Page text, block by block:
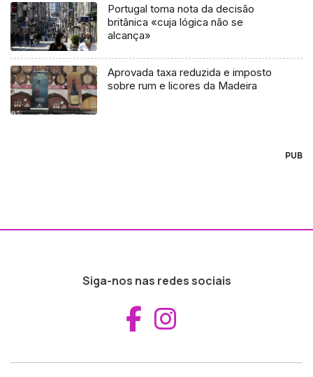
Portugal toma nota da decisão
britânica «cuja lógica não se
alcança»
Aprovada taxa reduzida e imposto
sobre rum e licores da Madeira
PUB
Siga-nos nas redes sociais
Aceder ao